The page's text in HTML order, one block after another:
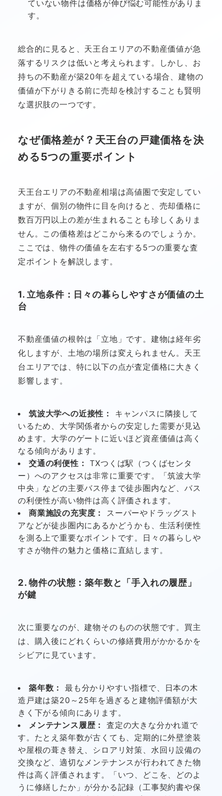
ていない物件は価格が伸び悩む可能性がありま
す。
総合的に見ると、天王台エリアの不動産価値が急
落するリスクは低いと考えられます。しかし、お
持ちの不動産が築20年を超えている場合、建物の
価値が下がりきる前に売却を検討することも賢明
な選択肢の一つです。
なぜ価格差が？天王台の戸建価格を決
める5つの重要ポイント
天王台エリアの不動産相場は高値圏で安定してい
ますが、個別の物件に目を向けると、売却価格に
数百万円以上の差が生まれることも珍しくありま
せん。この価格差はどこから来るのでしょうか。
ここでは、物件の価値を左右する5つの重要な査
定ポイントを解説します。
1. 立地条件：日々の暮らしやすさが価値の土
台
不動産価値の根幹は「立地」です。建物は経年劣
化しますが、土地の場所は変えられません。天王
台エリアでは、特に以下の点が査定価格に大きく
影響します。
筑波大学への近接性：
キャンパスに隣接して
いるため、大学関係者からの安定した需要が見込
めます。大学のゲートに近いほど資産価値は高く
なる傾向があります。
交通の利便性： TXつくば駅（つくばセンタ
ー）へのアクセスは非常に重要です。「筑波大学
中央」などの主要バス停まで徒歩圏内など、バス
の利便性が高い物件は高く評価されます。
商業施設の充実度：
スーパーやドラッグスト
アなどが徒歩圏内にあるかどうかも、生活利便性
を測る上で重要なポイントです。日々の暮らしや
すさが物件の魅力と価格に直結します。
2. 物件の状態：築年数と「手入れの履歴」
が鍵
次に重要なのが、建物そのものの状態です。買主
は、購入後にどれくらいの修繕費用がかかるかを
シビアに見ています。
築年数：
最も分かりやすい指標で、日本の木
造戸建は築20～25年を過ぎると建物評価額が大
きく下がる傾向にあります。
メンテナンス履歴：
査定の大きな分かれ道で
す。たとえ築年数が古くても、定期的に外壁塗装
や屋根の葺き替え、シロアリ対策、水回り設備の
交換など、適切なメンテナンスが行われてきた物
件は高く評価されます。「いつ、どこを、どのよ
うに修繕したか」が分かる記録（工事契約書や保